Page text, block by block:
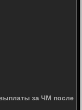
за ЧМ после